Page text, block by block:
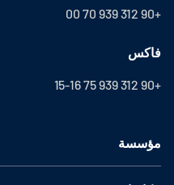
+90 312 939 70 00
فاكس
+90 312 939 75 15-16
مؤسسة